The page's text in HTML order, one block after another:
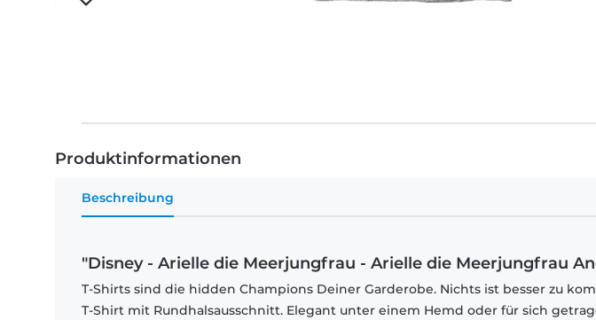
Produktinformationen
Beschreibung
"Disney - Arielle die Meerjungfrau - Arielle die Meerjungfrau
T-Shirts sind die hidden Champions Deiner Garderobe. Nichts ist besser zu
T-Shirt mit Rundhalsausschnitt. Elegant unter einem Hemd oder für sich